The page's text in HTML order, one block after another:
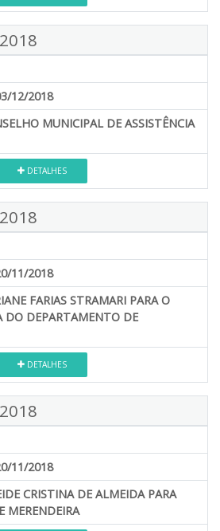
12/2018
MUNICIPAL DE ASSISTÊNCIA
DETALHES
11/2018
FARIAS STRAMARI PARA O
DO DEPARTAMENTO DE
DETALHES
11/2018
CRISTINA DE ALMEIDA PARA
MERENDEIRA